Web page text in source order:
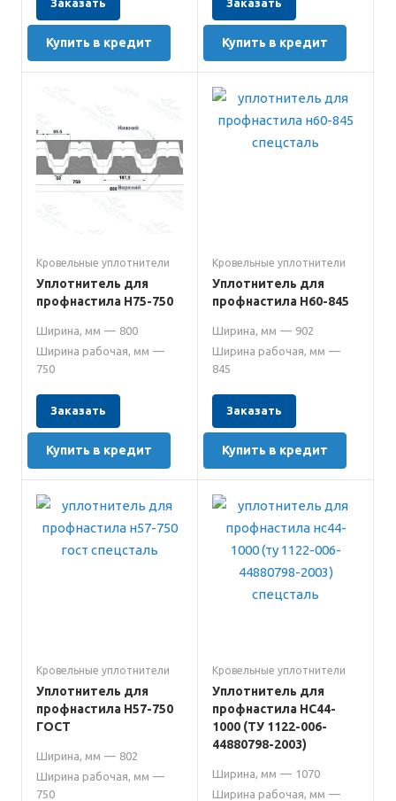
Заказать
Купить в кредит
Заказать
Купить в кредит
Кровельные уплотнители
Уплотнитель для
профнастила Н75-750
Ширина, мм — 800
Ширина рабочая, мм —
750
Заказать
Купить в кредит
Кровельные уплотнители
Уплотнитель для
профнастила Н60-845
Ширина, мм — 902
Ширина рабочая, мм —
845
Заказать
Купить в кредит
Кровельные уплотнители
Уплотнитель для
профнастила Н57-750
ГОСТ
Ширина, мм — 802
Ширина рабочая, мм —
750
Кровельные уплотнители
Уплотнитель для
профнастила НС44-
1000 (ТУ 1122-006-
44880798-2003)
Ширина, мм — 1070
Ширина рабочая, мм —